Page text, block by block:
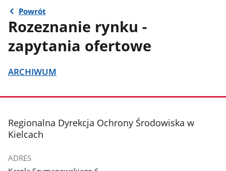
Powrót
Rozeznanie rynku -
zapytania ofertowe
ARCHIWUM
stopka
Regionalna Dyrekcja Ochrony Środowiska w
Kielcach
ADRES